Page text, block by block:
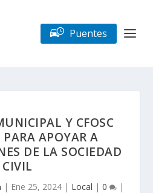
Puentes
Y CFOSC
APOYAR A
DE LA SOCIEDAD
CIVIL
| Ene 25, 2024 | Local | 0 |